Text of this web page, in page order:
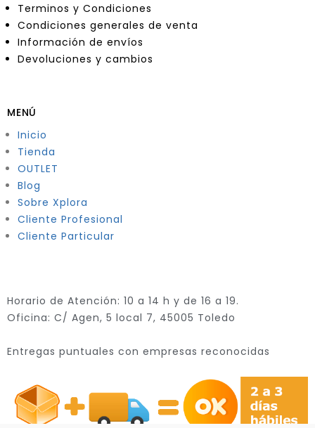
Terminos y Condiciones
Condiciones generales de venta
Información de envíos
Devoluciones y cambios
MENÚ
Inicio
Tienda
OUTLET
Blog
Sobre Xplora
Cliente Profesional
Cliente Particular
Horario de Atención: 10 a 14 h y de 16 a 19.
Oficina: C/ Agen, 5 local 7, 45005 Toledo
Entregas puntuales con empresas reconocidas